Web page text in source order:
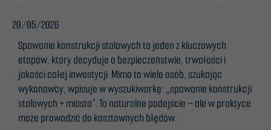
20/05/2026
Spawanie konstrukcji stalowych to jeden z kluczowych
etapów, który decyduje o bezpieczeństwie, trwałości i
jakości całej inwestycji. Mimo to wiele osób, szukając
wykonawcy, wpisuje w wyszukiwarkę: „spawanie konstrukcji
stalowych + miasto”. To naturalne podejście – ale w praktyce
może prowadzić do kosztownych błędów.